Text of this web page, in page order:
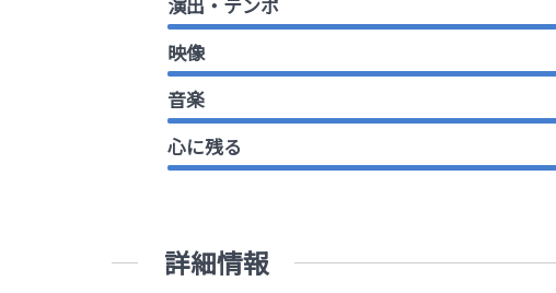
映像
音楽
心に残る
詳細情報